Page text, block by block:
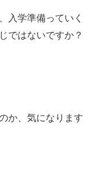
入学準備っていく
ではないですか？
か、気になります